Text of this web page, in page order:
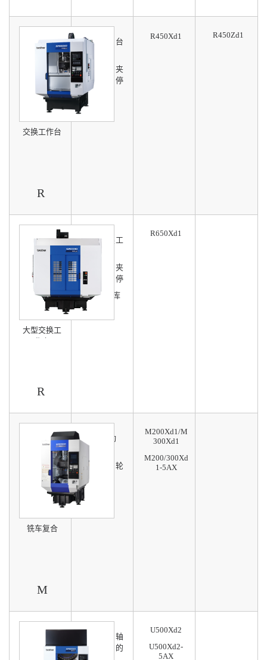
交换工作台
R
交换工作台
少于2.7秒
减少因装夹
时间导致停
产
R450Xd1 R450Zd1
大型交换工
作台
R
3.1秒交换工
减少因装夹
时间导致停
可选40刀库
R650Xd1
铣车复合
M
可选5联动
可选车齿轮
功能
M200Xd1/M
300Xd1
M200/300Xd
1-5AX
以最小五轴
机做最大的
U500Xd2
U500Xd2-
5AX